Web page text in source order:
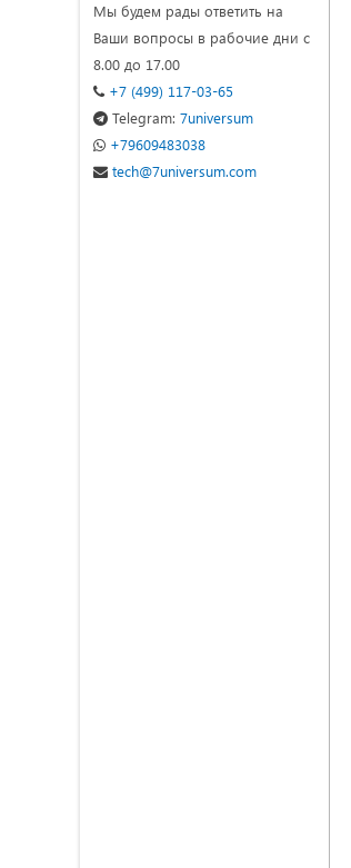
Мы будем рады ответить на
Ваши вопросы в рабочие дни с
8.00 до 17.00
+7 (499) 117-03-65
Telegram: 7universum
+79609483038
tech@7universum.com